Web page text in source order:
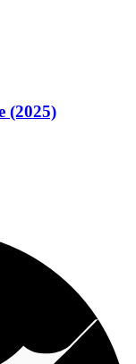
(2025)